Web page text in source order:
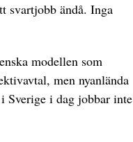
svartjobb ändå. Inga
modellen som
men nyanlända
Sverige i dag jobbar inte